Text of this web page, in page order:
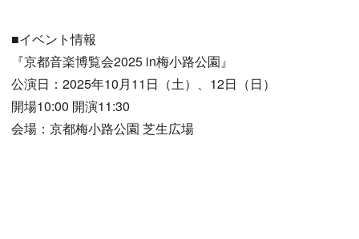
■イベント情報
『京都音楽博覧会2025 in梅小路公園』
公演日：2025年10月11日（土）、12日（日）
開場10:00 開演11:30
会場：京都梅小路公園 芝生広場